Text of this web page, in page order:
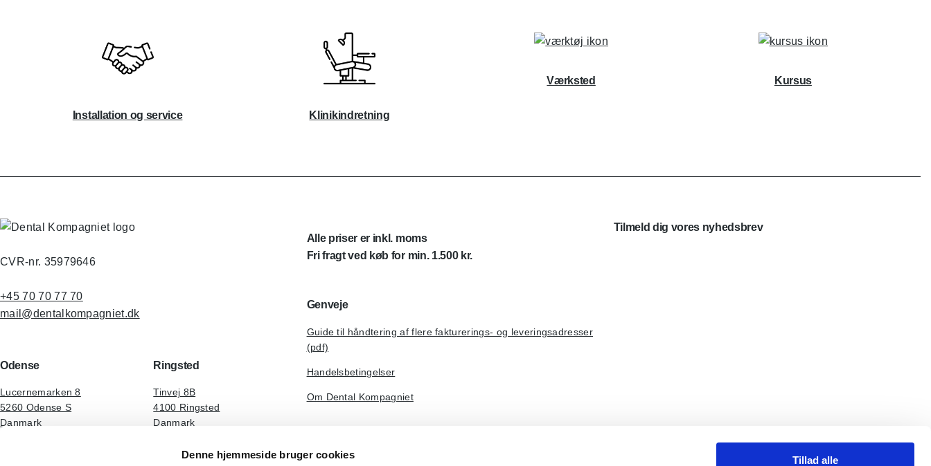
Denne hjemmeside bruger cookies Tillad alle
Installation og service Klinikindretning
Værksted Kursus
CVR-nr. 35979646
+45 70 70 77 70
mail@dentalkompagniet.dk
Odense
Lucernemarken 8
5260 Odense S
Danmark
Ringsted
Tinvej 8B
4100 Ringsted
Danmark
Alle priser er inkl. moms
Fri fragt ved køb for min. 1.500 kr.
Genveje
Guide til håndtering af flere fakturerings- og leveringsadresser
(pdf)
Handelsbetingelser
Om Dental Kompagniet
Tilmeld dig vores nyhedsbrev